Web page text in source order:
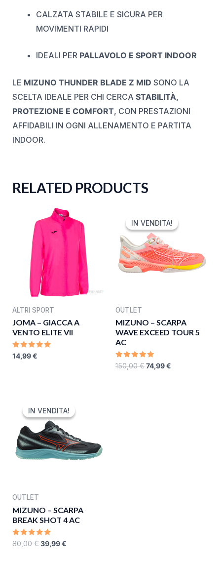
CALZATA STABILE E SICURA PER
MOVIMENTI RAPIDI
IDEALI PER PALLAVOLO E SPORT INDOOR
LE MIZUNO THUNDER BLADE Z MID SONO LA
SCELTA IDEALE PER CHI CERCA STABILITÀ,
PROTEZIONE E COMFORT, CON PRESTAZIONI
AFFIDABILI IN OGNI ALLENAMENTO E PARTITA
INDOOR.
RELATED PRODUCTS
ALTRI SPORT
JOMA – GIACCA A
VENTO ELITE VII
RATED
14,99€
IN VENDITA!
IN VENDITA!
OUTLET
MIZUNO – SCARPA
WAVE EXCEED TOUR 5
AC
RATED
150,00€
PRICE
WAS:
150,00 €.
74,99€
PRICE
IS:
IN VENDITA!
IN VENDITA!
OUTLET
MIZUNO – SCARPA
BREAK SHOT 4 AC
RATED
0
80,00€
PRICE
WAS:
80,00 €.
39,99€
PRICE
IS: